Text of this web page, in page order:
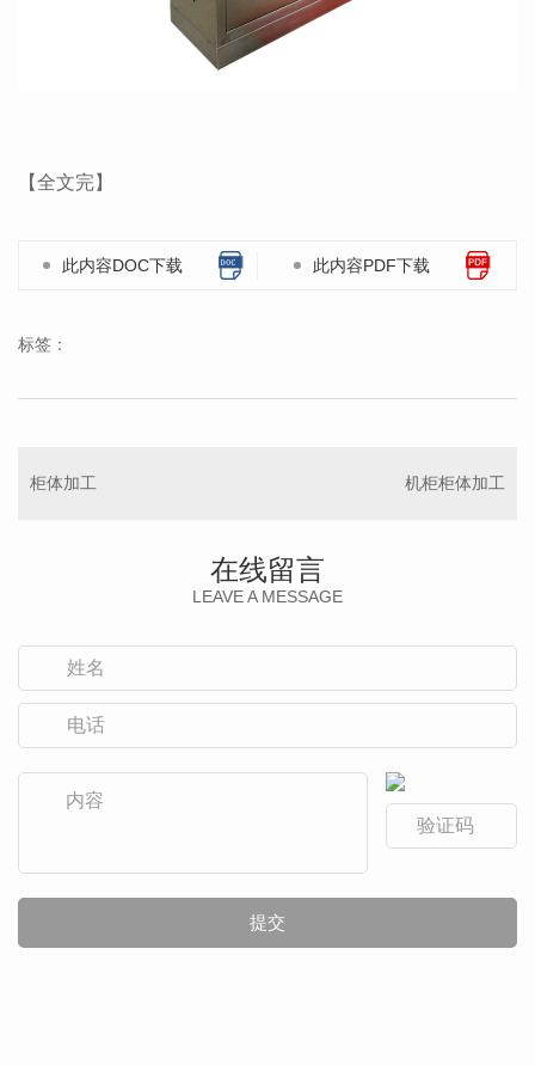
【全文完】
此内容DOC下载 此内容PDF下载
标签：
柜体加工 机柜柜体加工
在线留言
LEAVE A MESSAGE